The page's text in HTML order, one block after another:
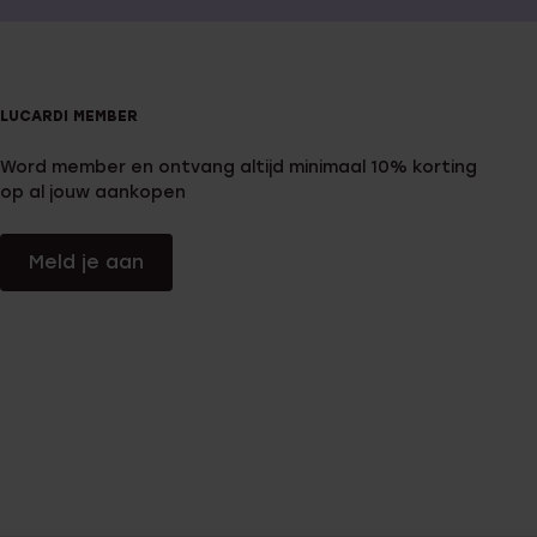
LUCARDI MEMBER
Word member en ontvang altijd minimaal 10% korting
op al jouw aankopen
Meld je aan